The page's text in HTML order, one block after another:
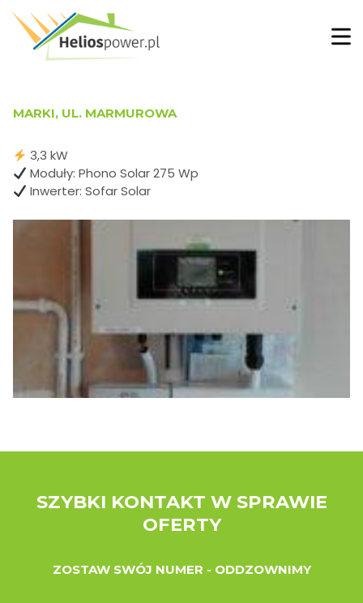
MARKI, UL. MARMUROWA
3,3 kW
Moduły: Phono Solar 275 Wp
Inwerter: Sofar Solar
SZYBKI KONTAKT W SPRAWIE
OFERTY
ZOSTAW SWÓJ NUMER - ODDZOWNIMY